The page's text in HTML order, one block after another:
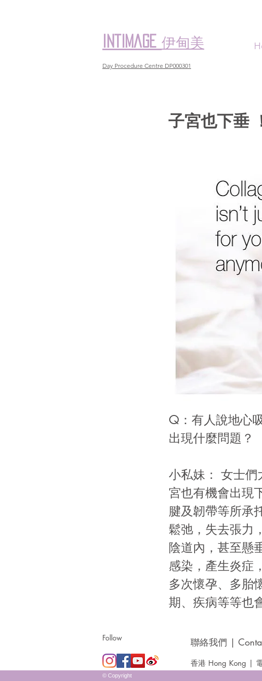
intimage 伊甸美
Day Procedure Centre DP000301
子宮也下垂
Q：有人說地心
出現什麼問題？
小私妹： 女士
宮也有機會出現
腱及韌帶等所承
鬆弛，失去張力
陰道內，甚至懸
感染，產生炎症
多次懷孕、多胎
期、疾病等等也
Follow 聯絡我們 |
香港 Hong Kong |
© Copyright